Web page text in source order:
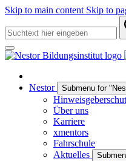
Skip to main content Skip to
Nestor Submenu for
Über uns
Karriere
xmentors
Fahrschule
Aktuelles